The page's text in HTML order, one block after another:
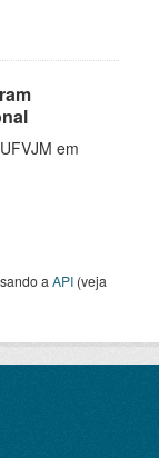
em
a API (veja